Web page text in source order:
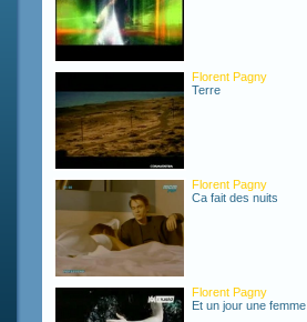
Florent Pagny
Terre
Florent Pagny
Ca fait des nuits
Florent Pagny
Et un jour une femme